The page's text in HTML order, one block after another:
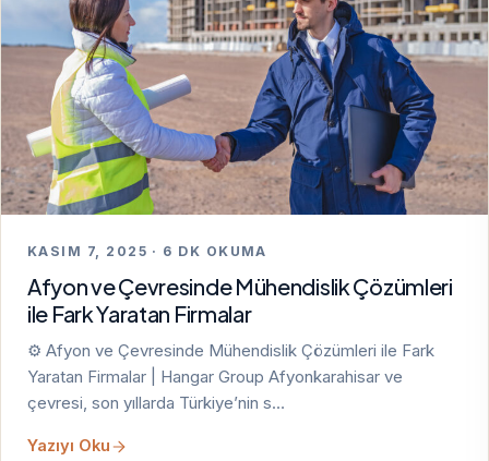
KASIM 7, 2025 · 6 DK OKUMA
Afyon ve Çevresinde Mühendislik Çözümleri
ile Fark Yaratan Firmalar
⚙️ Afyon ve Çevresinde Mühendislik Çözümleri ile Fark
Yaratan Firmalar | Hangar Group Afyonkarahisar ve
çevresi, son yıllarda Türkiye’nin s…
Yazıyı Oku